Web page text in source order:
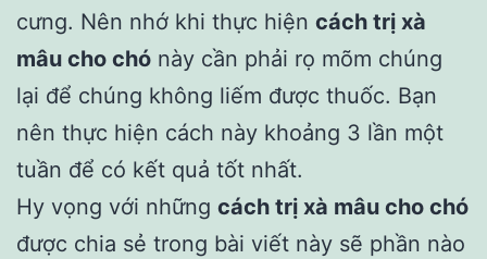
cưng. Nên nhớ khi thực hiện cách trị xà
mâu cho chó này cần phải rọ mõm chúng
lại để chúng không liếm được thuốc. Bạn
nên thực hiện cách này khoảng 3 lần một
tuần để có kết quả tốt nhất.
Hy vọng với những cách trị xà mâu cho chó
được chia sẻ trong bài viết này sẽ phần nào